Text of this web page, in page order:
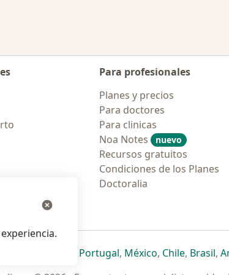
Para profesionales
Planes y precios
Para doctores
Para clinicas
Noa Notes
nuevo
Recursos gratuitos
Condiciones de los Planes
Doctoralia
una nueva pestaña
en una nueva pestaña
se abre en una nueva pestaña
se abre en una nueva pestaña
Portugalse abre en una nueva
, Méxicose abre en una
, Chilese abre
, Brasilse
,